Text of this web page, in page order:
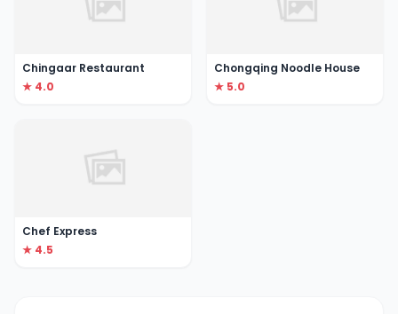
Chingaar Restaurant
★ 4.0
Chongqing Noodle House
★ 5.0
Chef Express
★ 4.5